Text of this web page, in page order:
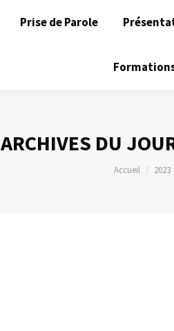
Prise de Parole
ARCHIVES DU
Vous êtes ici :
Accueil 2023